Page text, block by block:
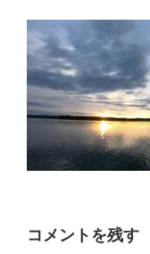
コメントを残す